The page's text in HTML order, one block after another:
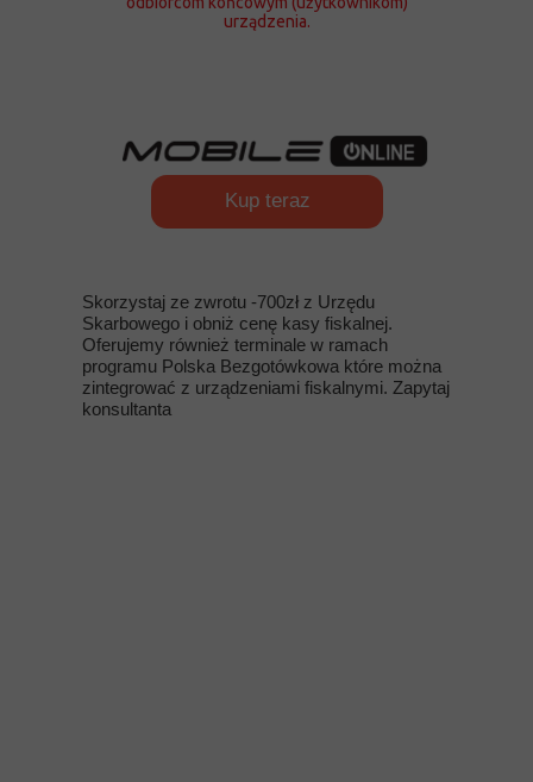
Kup teraz
urządzenia.
Skorzystaj ze zwrotu -700zł z Urzędu
Skarbowego i obniż cenę kasy fiskalnej.
Oferujemy również terminale w ramach
programu Polska Bezgotówkowa które można
zintegrować z urządzeniami fiskalnymi. Zapytaj
konsultanta